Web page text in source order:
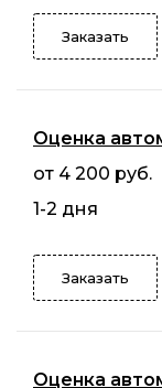
Заказать
Оценка
от 4 200 руб.
1-2 дня
Заказать
Оценка